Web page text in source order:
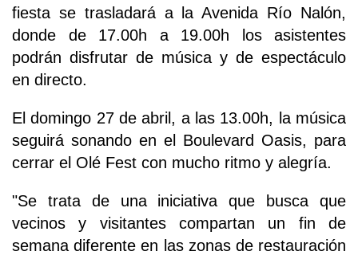
fiesta se trasladará a la Avenida Río Nalón,
donde de 17.00h a 19.00h los asistentes
podrán disfrutar de música y de espectáculo
en directo.
El domingo 27 de abril, a las 13.00h, la música
seguirá sonando en el Boulevard Oasis, para
cerrar el Olé Fest con mucho ritmo y alegría.
"Se trata de una iniciativa que busca que
vecinos y visitantes compartan un fin de
semana diferente en las zonas de restauración